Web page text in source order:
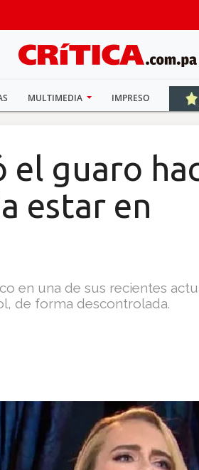
MULTIMEDIA IMPRESO
el guaro
estar en
en una de sus recientes
de forma descontrolada.